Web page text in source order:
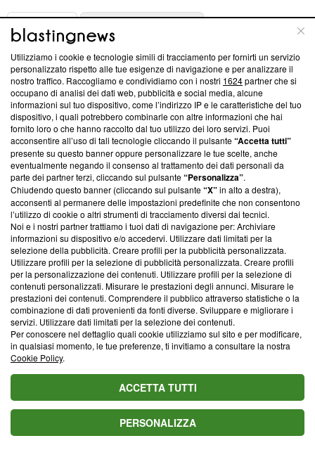
ABOUT
Questa sezione offre informazioni trasparenti su Blasting
News, sui nostri processi editoriali e su come ci impegniamo a
creare news di qualità. Inoltre, afferma la nostra aderenza a
‘Trust Project - News with Integrity’Blasting News non è
ancora membro del programma, ma ha richiesto di farne
parte; Trust Project non ha ancora effettuato una verifica di
conformità agli standard.
Su di noi
Team editoriale
Corporate
Redazione
Informativa Privacy
Cookie Policy
Blasting SA, IDI CHE-247.845.224, Via Carlo Frasca, 3 - 6900
Lugano (Svizzera) Tel:+39 0690258937
© 2026 Blasting News
Utilizziamo i cookie e tecnologie simili di tracciamento per fornirti un servizio
personalizzato rispetto alle tue esigenze di navigazione e per analizzare il
nostro traffico. Raccogliamo e condividiamo con i nostri 1624partner che si
occupano di analisi dei dati web, pubblicità e social media, alcune
informazioni sul tuo dispositivo, come l’indirizzo IP e le caratteristiche del tuo
dispositivo, i quali potrebbero combinarle con altre informazioni che hai
fornito loro o che hanno raccolto dal tuo utilizzo dei loro servizi. Puoi
acconsentire all’uso di tali tecnologie cliccando il pulsante“Accetta tutti”
presente su questo banner oppure personalizzare le tue scelte, anche
eventualmente negando il consenso al trattamento dei dati personali da
parte dei partner terzi, cliccando sul pulsante“Personalizza”.
Chiudendo questo banner (cliccando sul pulsante“X”in alto a destra),
acconsenti al permanere delle impostazioni predefinite che non consentono
l’utilizzo di cookie o altri strumenti di tracciamento diversi dai tecnici.
Noi e i nostri partner trattiamo i tuoi dati di navigazione per: Archiviare
informazioni su dispositivo e/o accedervi. Utilizzare dati limitati per la
selezione della pubblicità. Creare profili per la pubblicità personalizzata.
Utilizzare profili per la selezione di pubblicità personalizzata. Creare profili
per la personalizzazione dei contenuti. Utilizzare profili per la selezione di
contenuti personalizzati. Misurare le prestazioni degli annunci. Misurare le
prestazioni dei contenuti. Comprendere il pubblico attraverso statistiche o la
combinazione di dati provenienti da fonti diverse. Sviluppare e migliorare i
servizi. Utilizzare dati limitati per la selezione dei contenuti.
Per conoscere nel dettaglio quali cookie utilizziamo sul sito e per modificare,
in qualsiasi momento, le tue preferenze, ti invitiamo a consultare la nostra
Cookie Policy.
ACCETTA TUTTI
PERSONALIZZA